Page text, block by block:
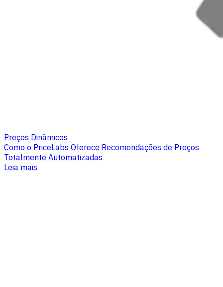
Preços Dinâmicos
Como o PriceLabs Oferece Recomendações de Preços
Totalmente Automatizadas
Leia mais